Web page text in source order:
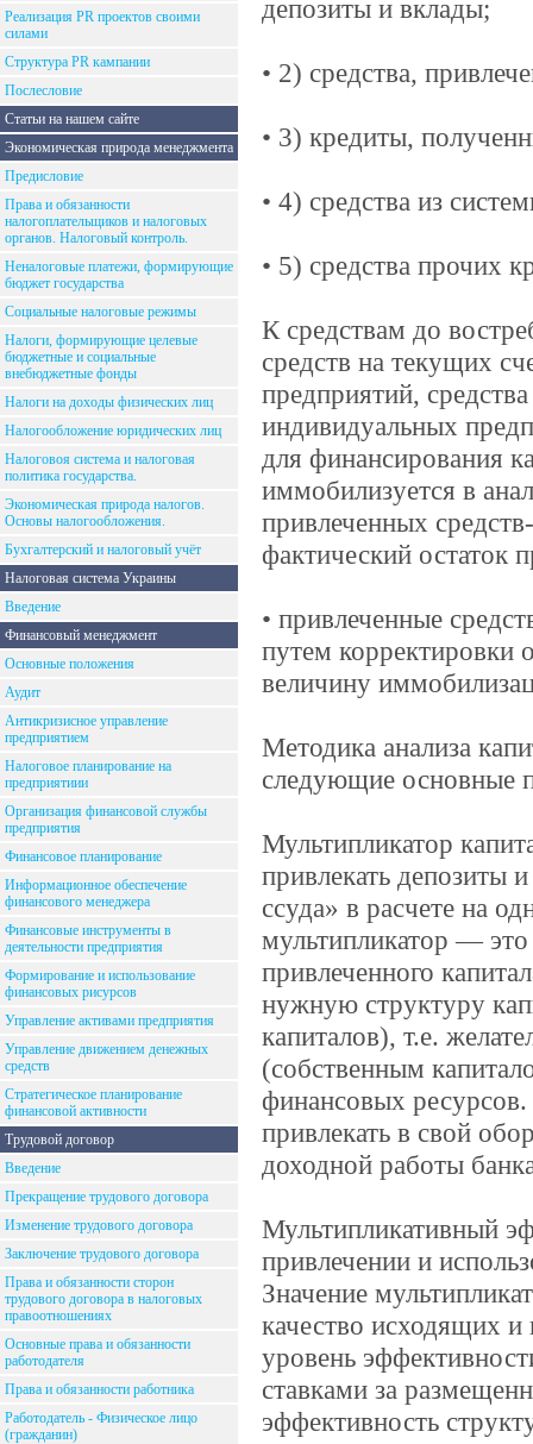
Реализация PR проектов своими
силами
Структура PR кампании
Послесловие
Статьи на нашем сайте
Экономическая природа менеджмента
Предисловие
Права и обязанности
налогоплательщиков и налоговых
органов. Налоговый контроль.
Неналоговые платежи, формирующие
бюджет государства
Социальные налоговые режимы
Налоги, формирующие целевые
бюджетные и социальные
внебюджетные фонды
Налоги на доходы физических лиц
Налогообложение юридических лиц
Налоговоя система и налоговая
политика государства.
Экономическая природа налогов.
Основы налогообложения.
Бухгалтерский и налоговый учёт
Налоговая система Украины
Введение
Финансовый менеджмент
Основные положения
Аудит
Антикризисное управление
предприятием
Налоговое планирование на
предприятиии
Организация финансовой службы
предприятия
Финансовое планирование
Информационное обеспечение
финансового менеджера
Финансовые инструменты в
деятельности предприятия
Формирование и использование
финансовых рисурсов
Управление активами предприятия
Управление движением денежных
средств
Стратегическое планирование
финансовой активности
Трудовой договор
Введение
Прекращение трудового договора
Изменение трудового договора
Заключение трудового договора
Права и обязанности сторон
трудового договора в налоговых
правоотношениях
Основные права и обязанности
работодателя
Права и обязанности работника
Работодатель - Физическое лицо
(гражданин)
депозиты и вклады;
• 2) средства,
• 3) кредиты,
• 4) средства из
• 5) средства прочих
К средствам до
средств на текущих
предприятий,
индивидуальных
для финансирования
иммобилизуется в
привлеченных
фактический остаток
• привлеченные
путем корректировки
величину
Методика анализа
следующие основные
Мультипликатор
привлекать депозиты
ссуда» в расчете на
мультипликатор — это
привлеченного
нужную структуру
капиталов), т.е.
(собственным
финансовых
привлекать в свой
доходной работы
Мультипликативный
привлечении и
Значение
качество исходящих
уровень
ставками за
эффективность